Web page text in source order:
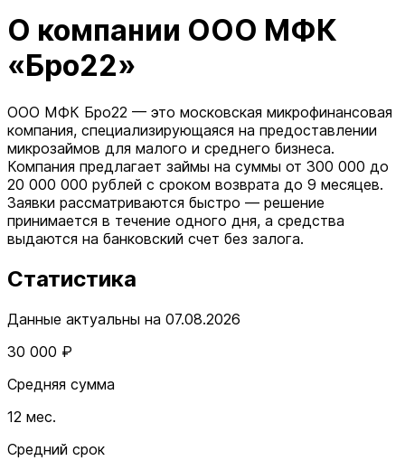
О компании ООО МФК
«Бро22»
ООО МФК Бро22 — это московская микрофинансовая
компания, специализирующаяся на предоставлении
микрозаймов для малого и среднего бизнеса.
Компания предлагает займы на суммы от 300 000 до
20 000 000 рублей с сроком возврата до 9 месяцев.
Заявки рассматриваются быстро — решение
принимается в течение одного дня, а средства
выдаются на банковский счет без залога.
Статистика
Данные актуальны на 07.08.2026
30 000 ₽
Средняя сумма
12 мес.
Средний срок